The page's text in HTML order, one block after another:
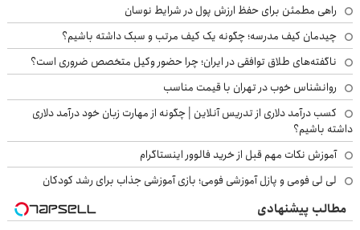
راهی مطمئن برای حفظ ارزش پول در شرایط نوسان
چیدمان کیف مدرسه؛ چگونه یک کیف مرتب و سبک داشته باشیم؟
ناگفته‌های طلاق توافقی در ایران؛ چرا حضور وکیل متخصص ضروری است؟
روانشناس خوب در تهران با قیمت مناسب
کسب درآمد دلاری از تدریس آنلاین | چگونه از مهارت زبان خود درآمد دلاری
داشته باشیم؟
آموزش نکات مهم قبل از خرید فالوور اینستاگرام
لی لی فومی و پازل آموزشی فومی؛ بازی آموزشی جذاب برای رشد کودکان
مطالب پیشنهادی